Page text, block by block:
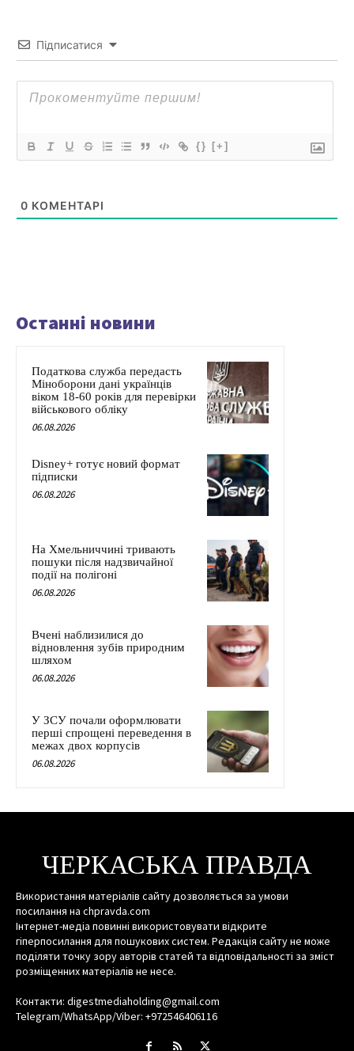
Підписатися
{} [+]
0 КОМЕНТАРІ
Останні новини
Податкова служба передасть
Міноборони дані українців
віком 18-60 років для перевірки
військового обліку
06.08.2026
Disney+ готує новий формат
підписки
06.08.2026
На Хмельниччині тривають
пошуки після надзвичайної
події на полігоні
06.08.2026
Вчені наблизилися до
відновлення зубів природним
шляхом
06.08.2026
У ЗСУ почали оформлювати
перші спрощені переведення в
межах двох корпусів
06.08.2026
ЧЕРКАСЬКА ПРАВДА
Використання матеріалів сайту дозволяється за умови
посилання на chpravda.com
Інтернет-медіа повинні використовувати відкрите
гіперпосилання для пошукових систем. Редакція сайту не може
поділяти точку зору авторів статей та відповідальності за зміст
розміщенних матеріалів не несе.
Контакти: digestmediaholding@gmail.com
Telegram/WhatsApp/Viber: +972546406116